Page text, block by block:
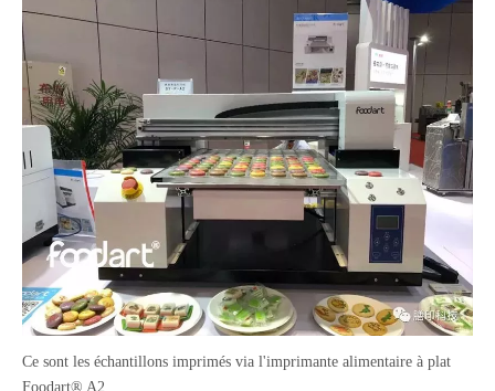
Ce sont les échantillons imprimés via l'imprimante alimentaire à plat
Foodart® A2